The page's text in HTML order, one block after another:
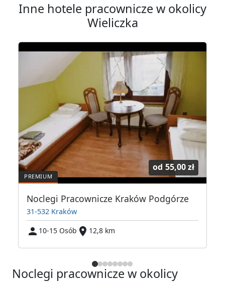
Inne hotele pracownicze w okolicy
Wieliczka
od 55,00 zł
Noclegi Pracownicze Kraków Podgórze
31-532 Kraków
10-15 Osób
12,8 km
Noclegi pracownicze w okolicy